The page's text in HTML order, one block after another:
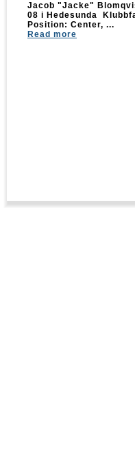
Jacob "Jacke"
08 i Hedesunda
Position: Center, ...
Read more